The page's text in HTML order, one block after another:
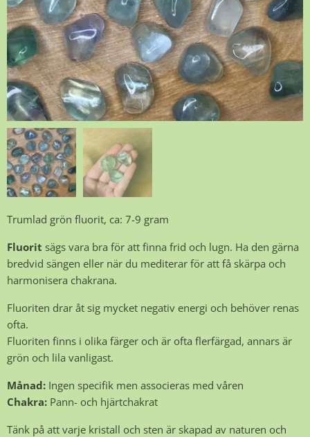
Trumlad grön fluorit, ca: 7-9 gram
Fluorit sägs vara bra för att finna frid och lugn. Ha den gärna
bredvid sängen eller när du mediterar för att få skärpa och
harmonisera chakrana.
Fluoriten drar åt sig mycket negativ energi och behöver renas
ofta.
Fluoriten finns i olika färger och är ofta flerfärgad, annars är
grön och lila vanligast.
Månad: Ingen specifik men associeras med våren
Chakra: Pann- och hjärtchakrat
Tänk på att varje kristall och sten är skapad av naturen och